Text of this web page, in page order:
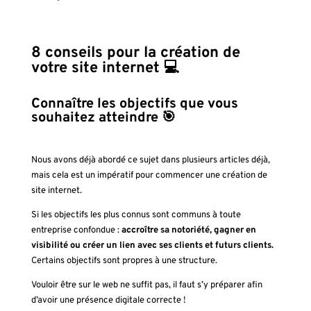
8 conseils pour la création de
votre site internet 💻
Connaître les objectifs que vous
souhaitez atteindre 🎯
Nous avons déjà abordé ce sujet dans plusieurs articles déjà,
mais cela est un impératif pour commencer une création de
site internet.
Si les objectifs les plus connus sont communs à toute
entreprise confondue :accroître sa notoriété, gagner en
visibilité ou créer un lien avec ses clients et futurs clients.
Certains objectifs sont propres à une structure.
Vouloir être sur le web ne suffit pas, il faut s’y préparer afin
d’avoir une présence digitale correcte !